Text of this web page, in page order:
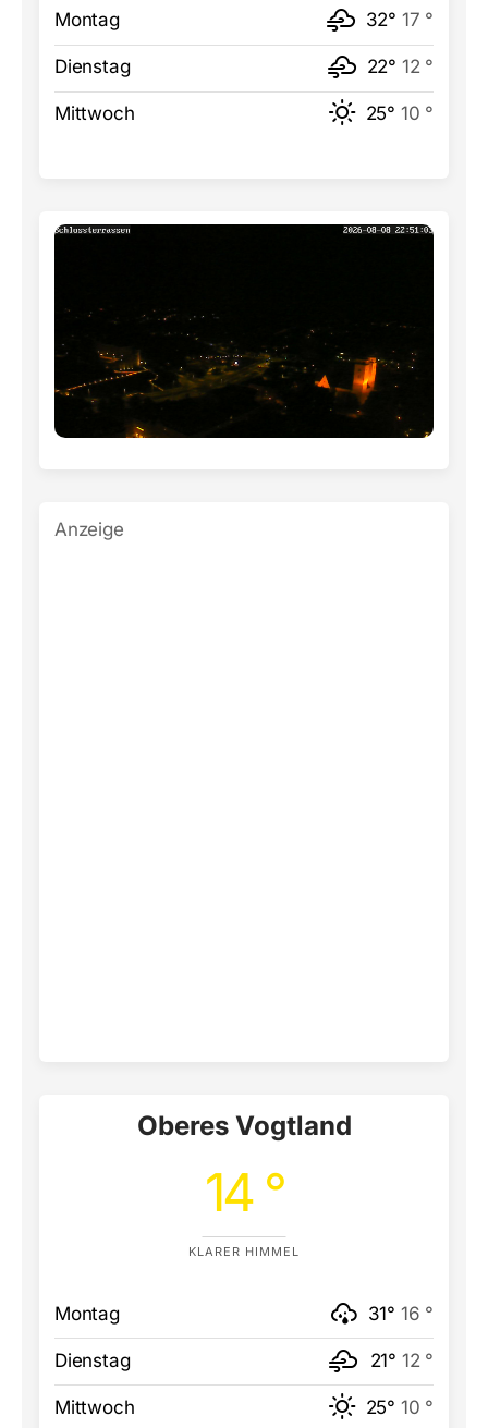
Montag 32° 17 °
Dienstag 22° 12 °
Mittwoch 25° 10 °
Anzeige
Oberes Vogtland
14 °
KLARER HIMMEL
Montag 31° 16 °
Dienstag 21° 12 °
Mittwoch 25° 10 °